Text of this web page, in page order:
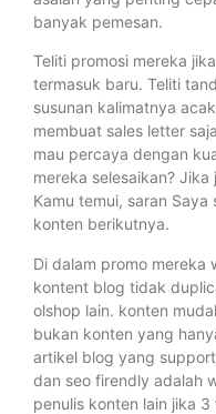
banyak pemesan.
Teliti promosi mereka
termasuk baru. Teliti
susunan kalimatnya
membuat sales letter
mau percaya dengan
mereka selesaikan?
Kamu temui, saran
konten berikutnya.
Di dalam promo mereka
kontent blog tidak
olshop lain. konten
bukan konten yang
artikel blog yang
dan seo firendly adalah
penulis konten lain jika